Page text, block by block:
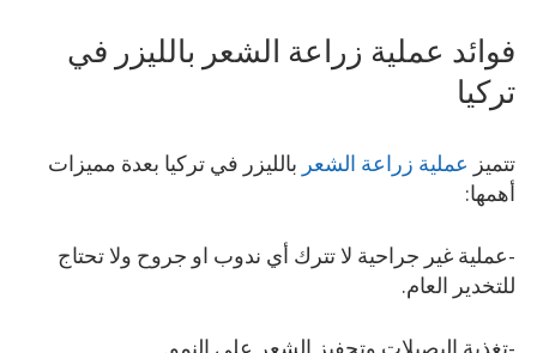
فوائد عملية زراعة الشعر بالليزر في
تركيا
تتميز عملية زراعة الشعر بالليزر في تركيا بعدة مميزات
أهمها:
-عملية غير جراحية لا تترك أي ندوب او جروح ولا تحتاج
للتخدير العام.